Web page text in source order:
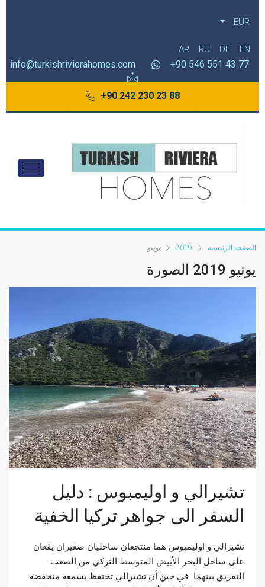
EUR
EN
DE
RU
AR
77 43 551 546 90+
info@turkishrivierahomes.com
88 23 230 242 90+
الصفحة الرئيسية 2019 يونيو
‏يونيو 2019 الصورة
تشيرالي و اوليمبوس : دليل
السفر الى جواهر تركيا الخفية
تشيرالي و اوليمبوس هما منتجعان ساحليان صغيران يقعان
على ساحل البحر الأبيض المتوسط التركي من الصعب
التفريق بينهما. في حين أن تشيرالي تحتفظ بسمعة منخفضة